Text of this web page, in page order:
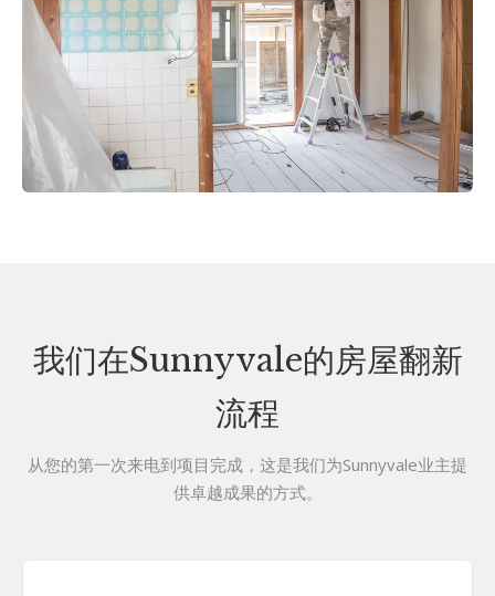
我们在Sunnyvale的房屋翻新
流程
从您的第一次来电到项目完成，这是我们为Sunnyvale业主提
供卓越成果的方式。